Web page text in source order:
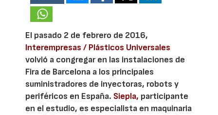
El pasado 2 de febrero de 2016,
Interempresas / Plásticos Universales
volvió a congregar en las instalaciones de
Fira de Barcelona a los principales
suministradores de inyectoras, robots y
periféricos en España. Siepla, participante
en el estudio, es especialista en maquinaria